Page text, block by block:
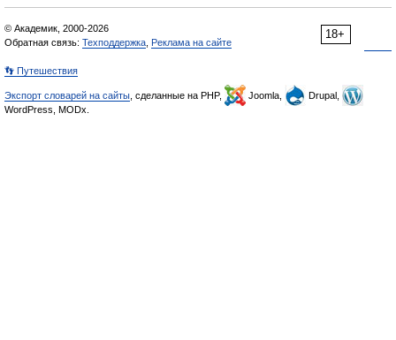
18+
© Академик, 2000-2026
Обратная связь: Техподдержка Реклама на сайте
👣 Путешествия
Экспорт словарей на сайты , сделанные на PHP, Joomla,
Drupal,
WordPress, MODx.